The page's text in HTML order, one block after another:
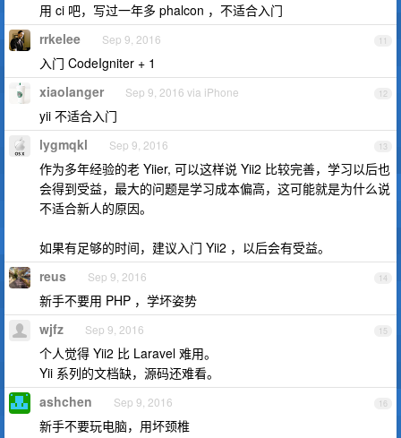
用 ci 吧，写过一年多 phalcon ，不适合入门
11
rrkelee Sep 9, 2016
入门 CodeIgniter + 1
12
xiaolanger Sep 9, 2016 via iPhone
yii 不适合入门
13
lygmqkl Sep 9, 2016
作为多年经验的老 Yiier, 可以这样说 Yii2 比较完善，学习以后也
会得到受益，最大的问题是学习成本偏高，这可能就是为什么说
不适合新人的原因。
如果有足够的时间，建议入门 Yii2 ，以后会有受益。
14
reus Sep 9, 2016
新手不要用 PHP ，学坏姿势
15
wjfz Sep 9, 2016
个人觉得 Yii2 比 Laravel 难用。
Yii 系列的文档缺，源码还难看。
16
ashchen Sep 9, 2016
新手不要玩电脑，用坏颈椎